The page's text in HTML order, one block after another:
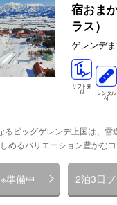
宿おま
ラス）
ゲレンデ
リフト券
付
レンタル
付
るビッグゲレンデ上国は、雪
めるバリエーション豊かなコ
準備中 2泊3日